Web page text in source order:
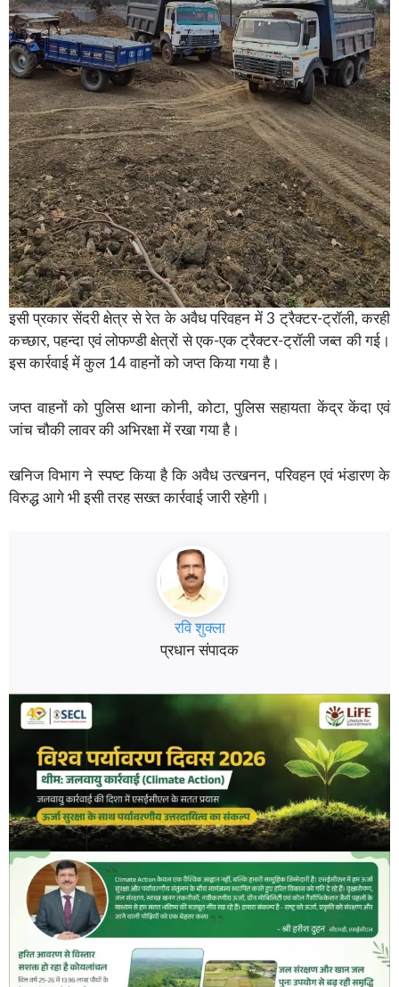
इसी प्रकार सेंदरी क्षेत्र से रेत के अवैध परिवहन में 3 ट्रैक्टर-ट्रॉली, करही
कच्छार, पहन्दा एवं लोफण्डी क्षेत्रों से एक-एक ट्रैक्टर-ट्रॉली जब्त की गई।
इस कार्रवाई में कुल 14 वाहनों को जप्त किया गया है।
जप्त वाहनों को पुलिस थाना कोनी, कोटा, पुलिस सहायता केंद्र केंदा एवं
जांच चौकी लावर की अभिरक्षा में रखा गया है।
खनिज विभाग ने स्पष्ट किया है कि अवैध उत्खनन, परिवहन एवं भंडारण के
विरुद्ध आगे भी इसी तरह सख्त कार्रवाई जारी रहेगी।
रवि शुक्ला
प्रधान संपादक